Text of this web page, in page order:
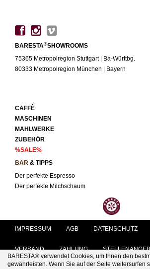
BARESTA® verwendet Cookies, um Ihnen den
gewährleisten. Wenn Sie auf der Seite weitersurfen
BARESTA®SHOWROOMS
75365 Metropolregion Stuttgart | Ba-Württbg.
80333 Metropolregion München | Bayern
CAFFÈ
MASCHINEN
MAHLWERKE
ZUBEHÖR
%SALE%
BAR & TIPPS
Der perfekte Espresso
Der perfekte Milchschaum
IMPRESSUM AGB DATENSCHUTZ
VERSAND ZAHLUNG